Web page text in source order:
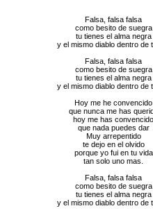
Falsa, falsa falsa
como besito de suegra
tu tienes el alma negra
y el mismo diablo dentro de
Falsa, falsa falsa
como besito de suegra
tu tienes el alma negra
y el mismo diablo dentro de
Hoy me he convencido
que nunca me has
hoy me has
que nada puedes dar
Muy arrepentido
te dejo en el olvido
porque yo fui en tu vida
tan solo uno mas.
Falsa, falsa falsa
como besito de suegra
tu tienes el alma negra
y el mismo diablo dentro de